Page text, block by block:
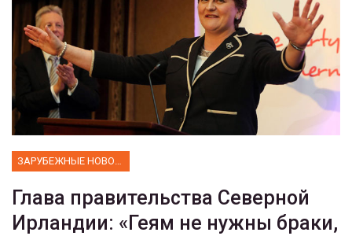
ЗАРУБЕЖНЫЕ НОВОСТИ
Глава правительства Северной
Ирландии: «Геям не нужны браки,